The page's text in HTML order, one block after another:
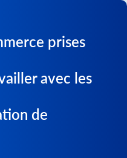
prises
avec les
de